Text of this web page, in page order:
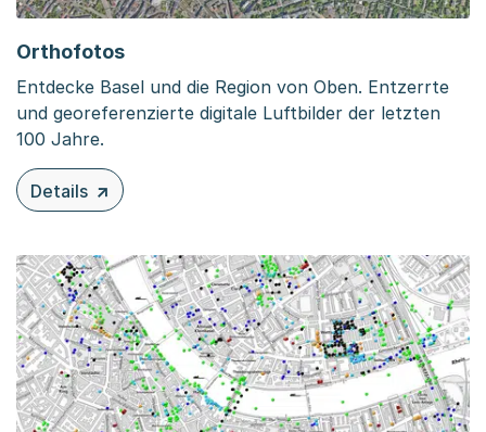
Orthofotos
Entdecke Basel und die Region von Oben. Entzerrte
und georeferenzierte digitale Luftbilder der letzten
100 Jahre.
Details
zu diesem Inhalt: Orthofotos